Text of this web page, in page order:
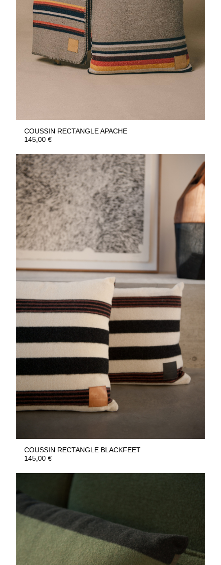
COUSSIN RECTANGLE APACHE
145,00€
COUSSIN RECTANGLE BLACKFEET
145,00€